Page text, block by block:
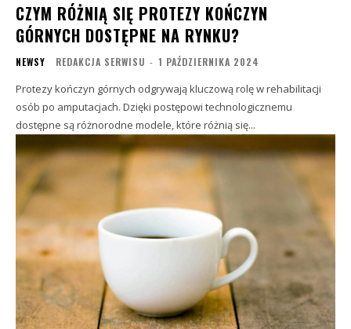
CZYM RÓŻNIĄ SIĘ PROTEZY KOŃCZYN
GÓRNYCH DOSTĘPNE NA RYNKU?
NEWSY REDAKCJA SERWISU - 1 PAŹDZIERNIKA 2024
Protezy kończyn górnych odgrywają kluczową rolę w rehabilitacji
osób po amputacjach. Dzięki postępowi technologicznemu
dostępne są różnorodne modele, które różnią się...